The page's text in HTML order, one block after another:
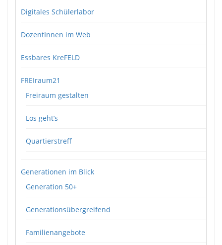
Digitales Schülerlabor
DozentInnen im Web
Essbares KreFELD
FREIraum21
Freiraum gestalten
Los geht’s
Quartierstreff
Generationen im Blick
Generation 50+
Generationsübergreifend
Familienangebote